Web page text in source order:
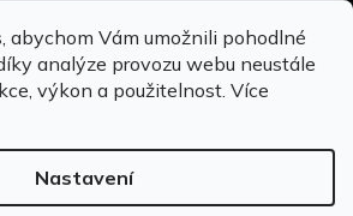
abychom Vám umožnili pohodlné
analýze provozu webu neustále
výkon a použitelnost. Více
Nastavení
Shoptet
Upravit nastavení cookies